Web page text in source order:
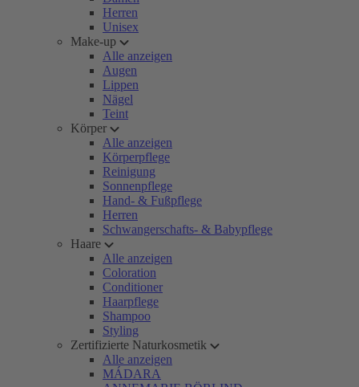
Herren
Unisex
Make-up
Alle anzeigen
Augen
Lippen
Nägel
Teint
Körper
Alle anzeigen
Körperpflege
Reinigung
Sonnenpflege
Hand- & Fußpflege
Herren
Schwangerschafts- & Babypflege
Haare
Alle anzeigen
Coloration
Conditioner
Haarpflege
Shampoo
Styling
Zertifizierte Naturkosmetik
Alle anzeigen
MÁDARA